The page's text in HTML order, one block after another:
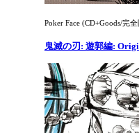
Poker Face (CD+Goods/完
鬼滅の刃: 遊郭編: